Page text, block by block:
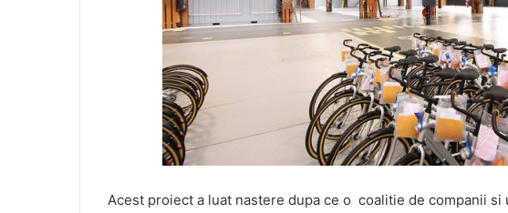
Acest proiect a luat nastere dupa ce o coalitie de companii